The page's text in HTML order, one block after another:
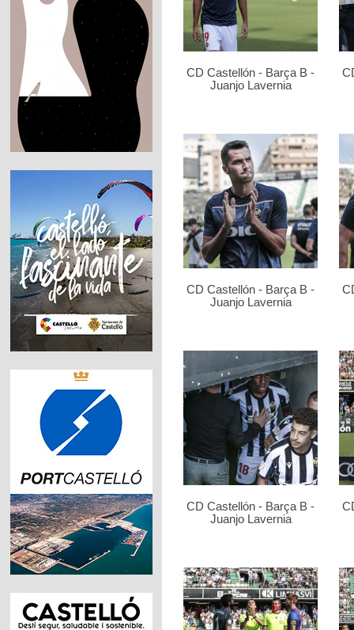
CD Castellón - Barça B -
Juanjo Lavernia
CD Castellón - Barça B -
Juanjo Lavernia
CD Castellón - Barça B -
Juanjo Lavernia